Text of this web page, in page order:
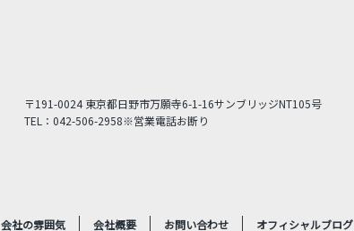
会社の雰囲気 会社概要 お問い合わせ オフィシャルブログ
〒191-0024 東京都日野市万願寺6-1-16サンブリッジNT105号
TEL：042-506-2958※営業電話お断り